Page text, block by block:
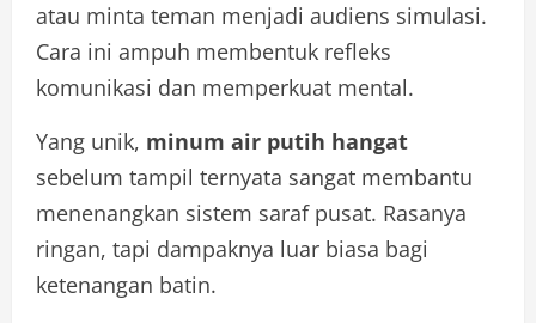
atau minta teman menjadi audiens simulasi.
Cara ini ampuh membentuk refleks
komunikasi dan memperkuat mental.
Yang unik, minum air putih hangat
sebelum tampil ternyata sangat membantu
menenangkan sistem saraf pusat. Rasanya
ringan, tapi dampaknya luar biasa bagi
ketenangan batin.